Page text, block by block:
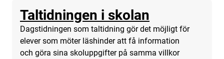
Taltidningen i skolan
Dagstidningen som taltidning gör det möjligt för
elever som möter läshinder att få information
och göra sina skoluppgifter på samma villkor